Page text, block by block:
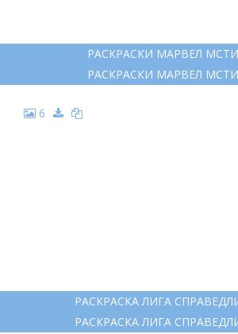
РАСКРАСКИ МАРВЕЛ
РАСКРАСКИ МАРВЕЛ
6
РАСКРАСКА ЛИГА
РАСКРАСКА ЛИГА